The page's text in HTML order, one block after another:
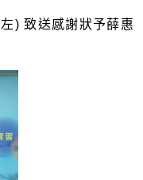
) 致送感謝狀予薛惠